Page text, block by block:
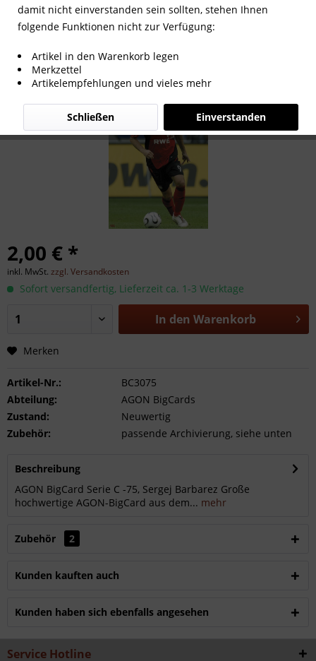
Übersicht Deutsche Bundesligastars
2,00 € *
inkl. MwSt. zzgl. Versandkosten
Sofort versandfertig, Lieferzeit ca. 1-3 Werktage
In den Warenkorb
Merken
Artikel-Nr.:
BC3075
Abteilung:
AGON BigCards
Zustand:
Neuwertig
Zubehör:
passende Archivierung, siehe unten
Beschreibung
AGON BigCard Serie C -75, Sergej Barbarez Große
hochwertige AGON-BigCard aus dem... mehr
Zubehör 2
Kunden kauften auch
Kunden haben sich ebenfalls angesehen
Service Hotline
damit nicht einverstanden sein sollten, stehen Ihnen
folgende Funktionen nicht zur Verfügung:
Artikel in den Warenkorb legen
Merkzettel
Artikelempfehlungen und vieles mehr
Einverstanden
Schließen